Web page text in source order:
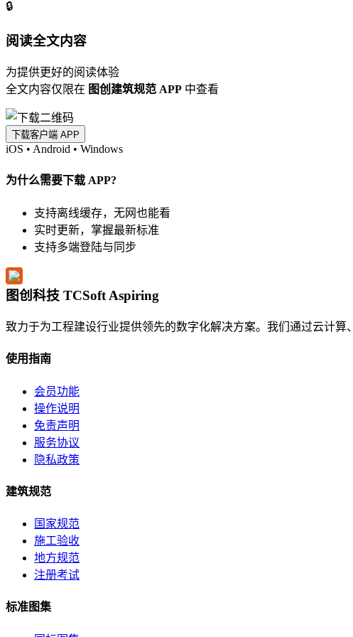
🔒
阅读全文内容
为提供更好的阅读体验
全文内容仅限在 图创建筑规范 APP 中查看
下载客户端 APP
iOS • Android • Windows
为什么需要下载 APP?
支持离线缓存，无网也能看
实时更新，掌握最新标准
支持多端登陆与同步
图创科技 TCSoft Aspiring
致力于为工程建设行业提供领先的数字化解决方案。我们通过云计算
使用指南
会员功能
操作说明
免责声明
服务协议
隐私政策
建筑规范
国家规范
施工验收
地方规范
注册考试
标准图集